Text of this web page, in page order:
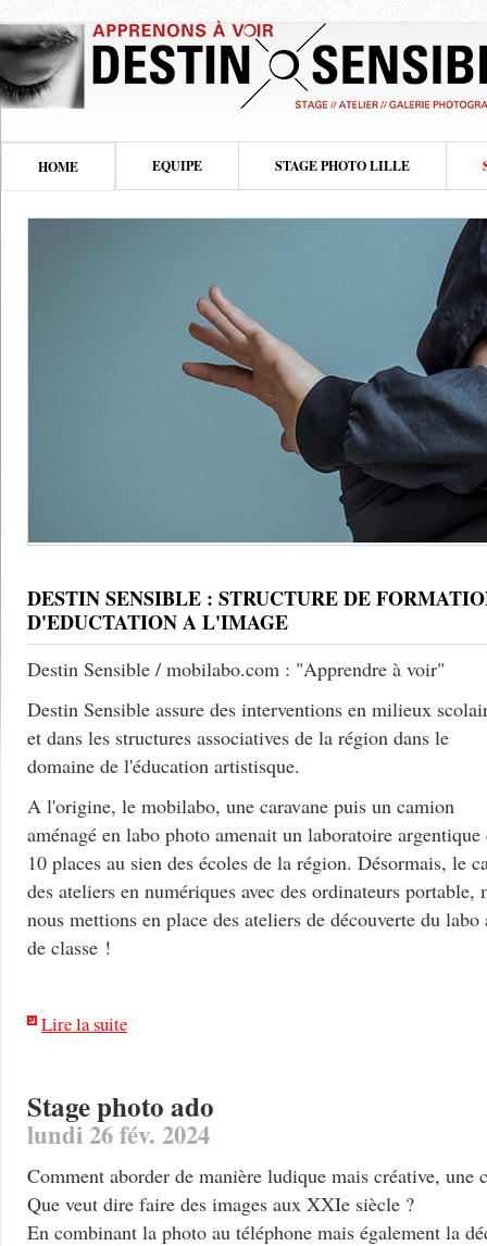
HOME EQUIPE STAGE PHOTO LILLE
DESTIN SENSIBLE : STRUCTURE DE
D'EDUCTATION A L'IMAGE
Destin Sensible / mobilabo.com : "Apprendre à voir"
Destin Sensible assure des interventions en milieux
et dans les structures associatives de la région dans le
domaine de l'éducation artistisque.
A l'origine, le mobilabo, une caravane puis un camion
aménagé en labo photo amenait un laboratoire argentique
10 places au sien des écoles de la région. Désormais, le
des ateliers en numériques avec des ordinateurs
nous mettions en place des ateliers de découverte du labo
de classe !
Lire la suite
Stage photo ado
lundi 26 fév. 2024
Comment aborder de manière ludique mais créative, une
Que veut dire faire des images aux XXIe siècle ?
En combinant la photo au téléphone mais également la